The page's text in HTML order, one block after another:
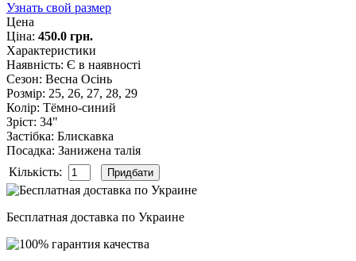
Узнать свой размер
Цена
Ціна: 450.0 грн.
Характеристики
Наявність: Є в наявності
Сезон: Весна Осінь
Розмір: 25, 26, 27, 28, 29
Колір: Тёмно-синий
Зріст: 34"
Застібка: Блискавка
Посадка: Занижена талія
Кількість:
Бесплатная доставка по Украине